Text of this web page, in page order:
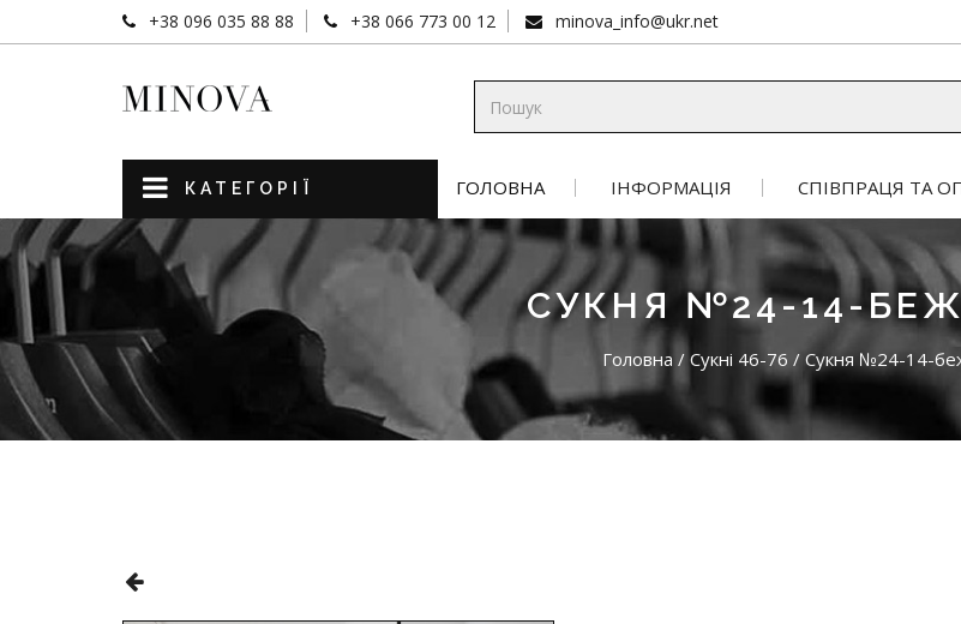
+38 096 035 88 88 +38 066 773 00 12 minova_info@ukr.net
КАТЕГОРІЇ ГОЛОВНА ІНФОРМАЦІЯ СПІВПРАЦЯ ТА
СУКНЯ №24-14-
Головна / Сукні 46-76 / Сукня №24-14-